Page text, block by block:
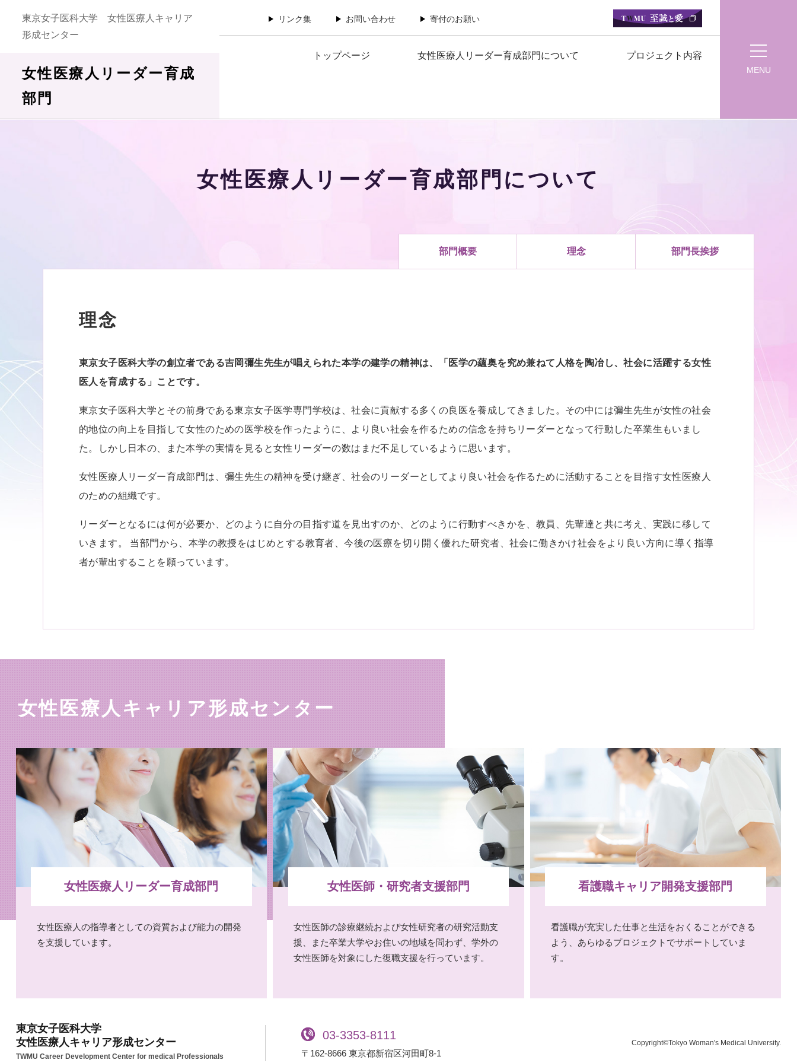
東京女子医科大学 女性医療人キャリア
形成センター
女性医療人リーダー育成
部門
リンク集 お問い合わせ 寄付のお願い
トップページ 女性医療人リーダー育成部門について プロジェクト内容
MENU
女性医療人リーダー育成部門について
部門概要 理念 部門長挨拶
理念
東京女子医科大学の創立者である吉岡彌生先生が唱えられた本学の建学の精神は、「医学の蘊奥を究め兼ねて人格を陶冶し、社会に活躍する女性
医人を育成する」ことです。
東京女子医科大学とその前身である東京女子医学専門学校は、社会に貢献する多くの良医を養成してきました。その中には彌生先生が女性の社会
的地位の向上を目指して女性のための医学校を作ったように、より良い社会を作るための信念を持ちリーダーとなって行動した卒業生もいまし
た。しかし日本の、また本学の実情を見ると女性リーダーの数はまだ不足しているように思います。
女性医療人リーダー育成部門は、彌生先生の精神を受け継ぎ、社会のリーダーとしてより良い社会を作るために活動することを目指す女性医療人
のための組織です。
リーダーとなるには何が必要か、どのように自分の目指す道を見出すのか、どのように行動すべきかを、教員、先輩達と共に考え、実践に移して
いきます。 当部門から、本学の教授をはじめとする教育者、今後の医療を切り開く優れた研究者、社会に働きかけ社会をより良い方向に導く指導
者が輩出することを願っています。
女性医療人キャリア形成センター
女性医療人リーダー育成部門
女性医療人の指導者としての資質および能力の開発
を支援しています。
女性医師・研究者支援部門
女性医師の診療継続および女性研究者の研究活動支
援、また卒業大学やお住いの地域を問わず、学外の
女性医師を対象にした復職支援を行っています。
看護職キャリア開発支援部門
看護職が充実した仕事と生活をおくることができる
よう、あらゆるプロジェクトでサポートしていま
す。
東京女子医科大学
女性医療人キャリア形成センター
TWMU Career Development Center for medical Professionals
03-3353-8111
〒162-8666 東京都新宿区河田町8-1
Copyright©Tokyo Woman's Medical University.